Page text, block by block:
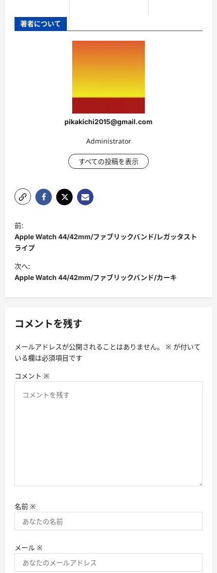
著者について
pikakichi2015@gmail.com
Administrator
すべての投稿を表示
ポ
ス
ト
ナ
ビ
ゲ
シ
ン
前:
Apple Watch 44/42mm/ファブリックバンド/レガッタスト
ライプ
次へ:
Apple Watch 44/42mm/ファブリックバンド/カーキ
コメントを残す
メールアドレスが公開されることはありません。 ※ が付いて
いる欄は必須項目です
コメント ※
名前 ※
メール ※